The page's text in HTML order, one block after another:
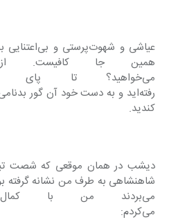
همین جا کافیست.
می‌خواهید؟ تا
کندید.
شاهنشاهی به طرف من نشانه گرفته
می‌بردند من با
می‌کردم: